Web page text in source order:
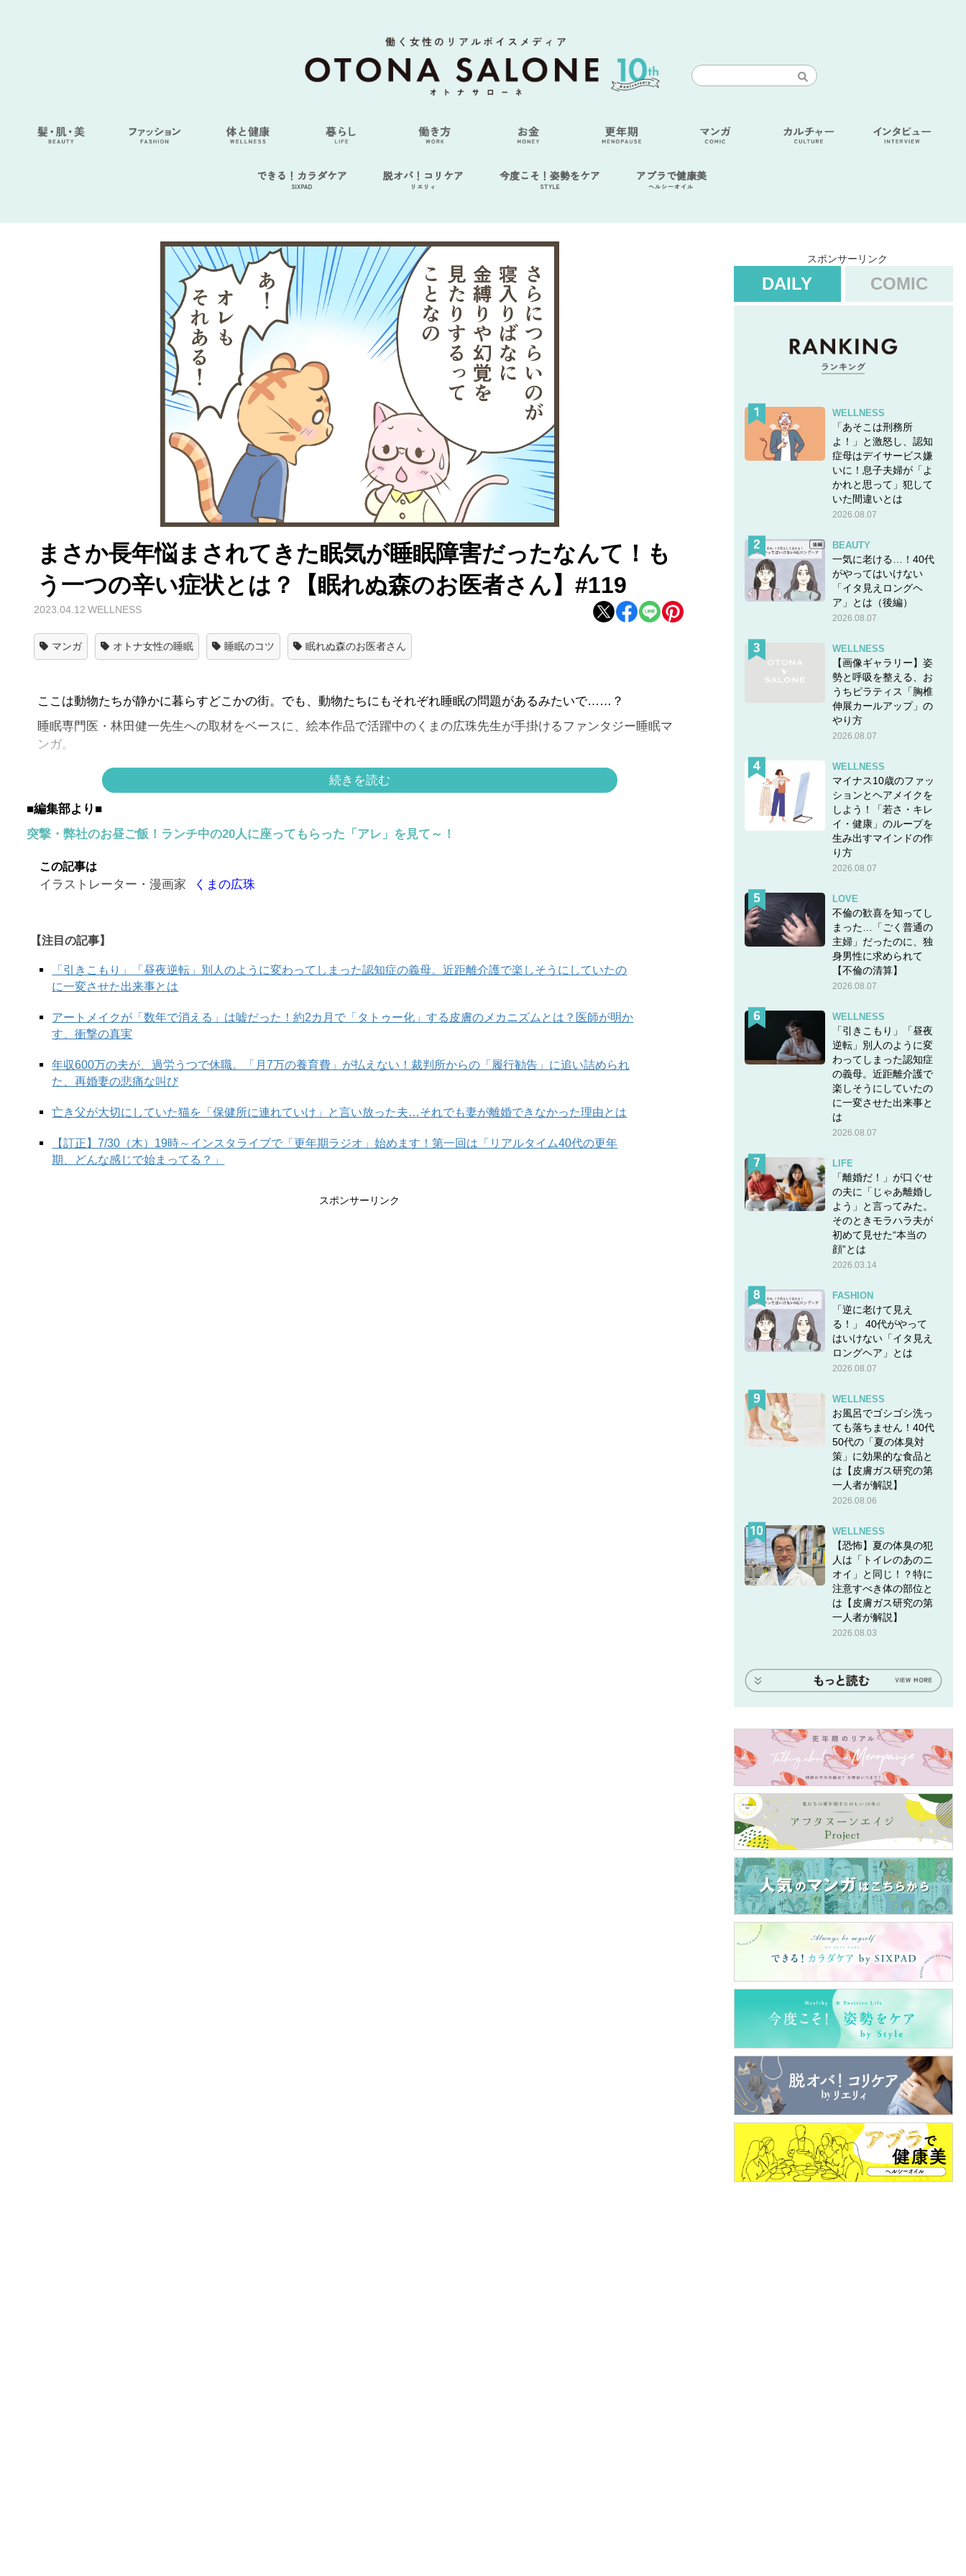
できる！カラダケア
SIXPAD
脱オバ！コリケア
リエリィ
今度こそ！姿勢をケア
STYLE
アブラで健康美
ヘルシーオイル
まさか長年悩まされてきた眠気が睡眠障害だったなんて！も
う一つの辛い症状とは？【眠れぬ森のお医者さん】#119
2023.04.12 WELLNESS
マンガ オトナ女性の睡眠 睡眠のコツ 眠れぬ森のお医者さん
ここは動物たちが静かに暮らすどこかの街。でも、動物たちにもそれぞれ睡眠の問題があるみたいで……？
睡眠専門医・林田健一先生への取材をベースに、絵本作品で活躍中のくまの広珠先生が手掛けるファンタジー睡眠マ
ンガ。
このマンガを1話からイッキ読みする
続きを読む
■編集部より■
突撃・弊社のお昼ご飯！ランチ中の20人に座ってもらった「アレ」を見て～！
この記事は
イラストレーター・漫画家 くまの広珠
【注目の記事】
「引きこもり」「昼夜逆転」別人のように変わってしまった認知症の義母。近距離介護で楽しそうにしていたの
に一変させた出来事とは
アートメイクが「数年で消える」は嘘だった！約2カ月で「タトゥー化」する皮膚のメカニズムとは？医師が明か
す、衝撃の真実
年収600万の夫が、過労うつで休職。「月7万の養育費」が払えない！裁判所からの「履行勧告」に追い詰められ
た、再婚妻の悲痛な叫び
亡き父が大切にしていた猫を「保健所に連れていけ」と言い放った夫…それでも妻が離婚できなかった理由とは
【訂正】7/30（木）19時～インスタライブで「更年期ラジオ」始めます！第一回は「リアルタイム40代の更年
期、どんな感じで始まってる？」
スポンサーリンク
スポンサーリンク
DAILY COMIC
WELLNESS
「あそこは刑務所
よ！」と激怒し、認知
症母はデイサービス嫌
いに！息子夫婦が「よ
かれと思って」犯して
いた間違いとは
2026.08.07
BEAUTY
一気に老ける…！40代
がやってはいけない
「イタ見えロングヘ
ア」とは（後編）
2026.08.07
WELLNESS
【画像ギャラリー】姿
勢と呼吸を整える、お
うちピラティス「胸椎
伸展カールアップ」の
やり方
2026.08.07
WELLNESS
マイナス10歳のファッ
ションとヘアメイクを
しよう！「若さ・キレ
イ・健康」のループを
生み出すマインドの作
り方
2026.08.07
LOVE
不倫の歓喜を知ってし
まった…「ごく普通の
主婦」だったのに、独
身男性に求められて
【不倫の清算】
2026.08.07
WELLNESS
「引きこもり」「昼夜
逆転」別人のように変
わってしまった認知症
の義母。近距離介護で
楽しそうにしていたの
に一変させた出来事と
は
2026.08.07
LIFE
「離婚だ！」が口ぐせ
の夫に「じゃあ離婚し
よう」と言ってみた。
そのときモラハラ夫が
初めて見せた“本当の
顔”とは
2026.03.14
FASHION
「逆に老けて見え
る！」 40代がやって
はいけない「イタ見え
ロングヘア」とは
2026.08.07
WELLNESS
お風呂でゴシゴシ洗っ
ても落ちません！40代
50代の「夏の体臭対
策」に効果的な食品と
は【皮膚ガス研究の第
一人者が解説】
2026.08.06
WELLNESS
【恐怖】夏の体臭の犯
人は「トイレのあのニ
オイ」と同じ！？特に
注意すべき体の部位と
は【皮膚ガス研究の第
一人者が解説】
2026.08.03